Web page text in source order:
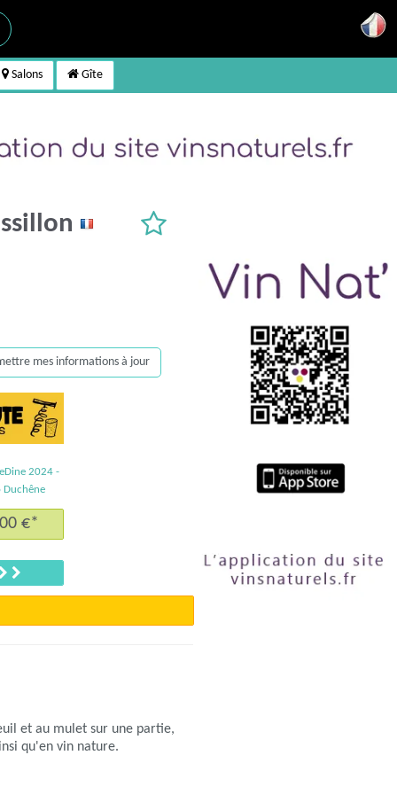
Salons Gîte
mes informations à jour
2024 -
Duchêne
€*
et au mulet sur une partie,
qu'en vin nature.